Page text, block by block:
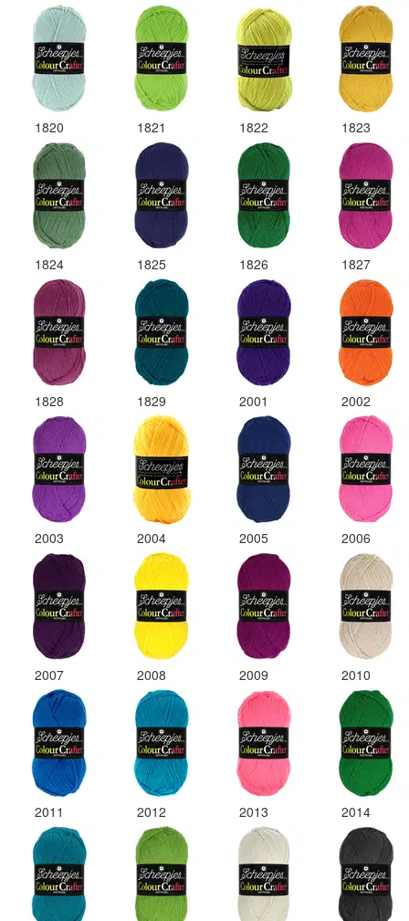
1820 1821 1822 1823
1824 1825 1826 1827
1828 1829 2001 2002
2003 2004 2005 2006
2007 2008 2009 2010
2011 2012 2013 2014